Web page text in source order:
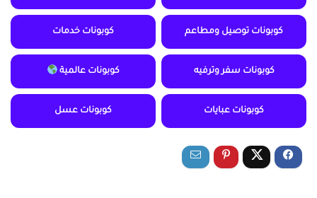
كوبونات توصيل ومطاعم كوبونات خدمات
كوبونات سفر وترفيه كوبونات عالمية
كوبونات عبايات كوبونات عسل